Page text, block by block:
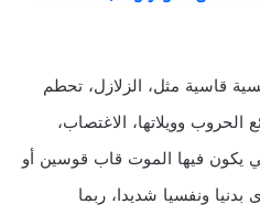
قاسية مثل، الزلازل، تحطم
وويلاتها، الاغتصاب،
يكون فيها الموت قاب قوسين أو
ونفسيا شديدا، ربما